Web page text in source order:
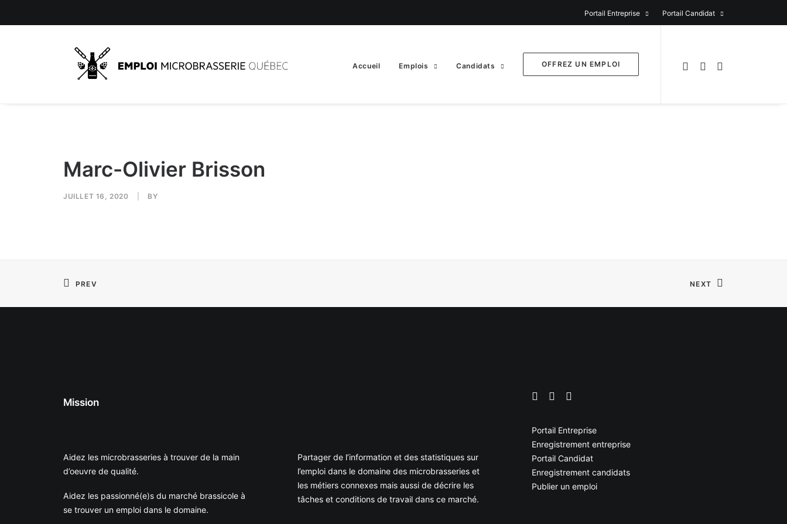
Portail Entreprise Portail Candidat
Accueil Emplois Candidats OFFREZ UN EMPLOI
Marc-Olivier Brisson
JUILLET 16, 2020 BY
PREV NEXT
Mission
Aidez les microbrasseries à trouver de la main
d’oeuvre de qualité.
Aidez les passionné(e)s du marché brassicole à
se trouver un emploi dans le domaine.
Partager de l’information et des statistiques sur
l’emploi dans le domaine des microbrasseries et
les métiers connexes mais aussi de décrire les
tâches et conditions de travail dans ce marché.
Portail Entreprise
Enregistrement entreprise
Portail Candidat
Enregistrement candidats
Publier un emploi